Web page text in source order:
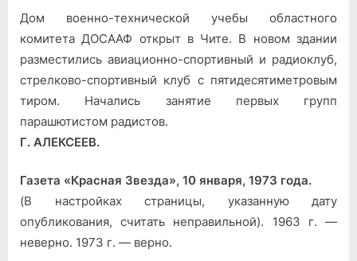
Занятия
начались
Дом военно-технической учебы областного
комитета ДОСААФ открыт в Чите. В новом здании
разместились авиационно-спортивный и радиоклуб,
стрелково-спортивный клуб с пятидесятиметровым
тиром. Начались занятие первых групп
парашютистом радистов.
Г. АЛЕКСЕЕВ.
Газета «Красная Звезда», 10 января, 1973 года.
(В настройках страницы, указанную дату
опубликования, считать неправильной). 1963 г. —
неверно. 1973 г. — верно.